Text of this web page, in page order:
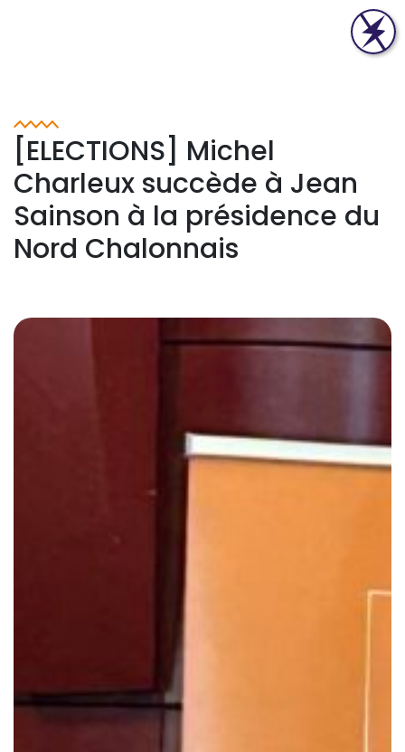
[ELECTIONS] Michel
Charleux succède à Jean
Sainson à la présidence du
Nord Chalonnais